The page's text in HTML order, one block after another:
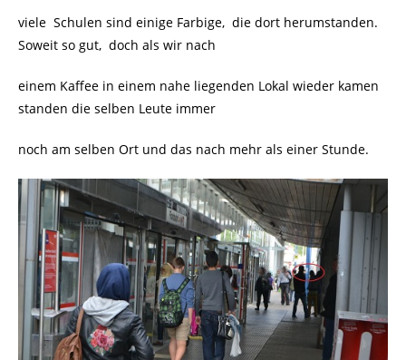
viele Schulen sind einige Farbige, die dort herumstanden.
Soweit so gut, doch als wir nach
einem Kaffee in einem nahe liegenden Lokal wieder kamen
standen die selben Leute immer
noch am selben Ort und das nach mehr als einer Stunde.